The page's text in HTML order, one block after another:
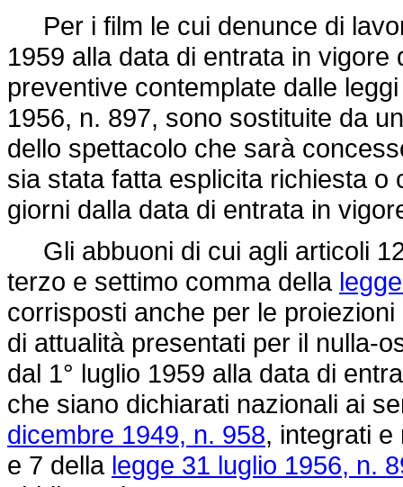
Per i film le cui denunce di
1959 alla data di entrata in
preventive contemplate dalle
1956, n. 897, sono sostituite da
dello spettacolo che sarà
sia stata fatta esplicita richiesta
giorni dalla data di entrata in
Gli abbuoni di cui agli articoli
terzo e settimo comma della
corrisposti anche per le
di attualità presentati per il nulla-
dal 1° luglio 1959 alla data di
che siano dichiarati nazionali ai
dicembre 1949, n. 958, integrati e
e 7 della legge 31 luglio 1956, n.